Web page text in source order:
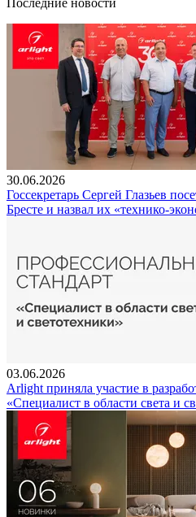
30.06.2026
Госсекретарь Сергей Глазьев
Бресте и назвал их «технико-
03.06.2026
Arlight приняла участие в
«Специалист в области света и